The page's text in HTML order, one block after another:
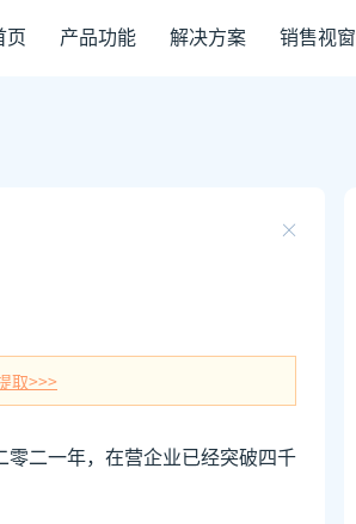
页 产品功能 解决方案 销售视窗
取>>>
二一年，在营企业已经突破四千